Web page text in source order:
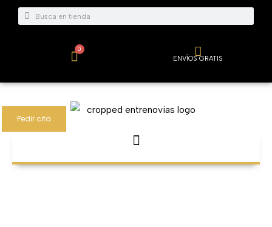
Buscar
Buscar
0
Carrito ENVÍOS GRATIS
Pedir cita